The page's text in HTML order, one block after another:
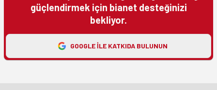
güçlendirmek için bianet desteğinizi
bekliyor.
GOOGLE ILE KATKIDA BULUNUN